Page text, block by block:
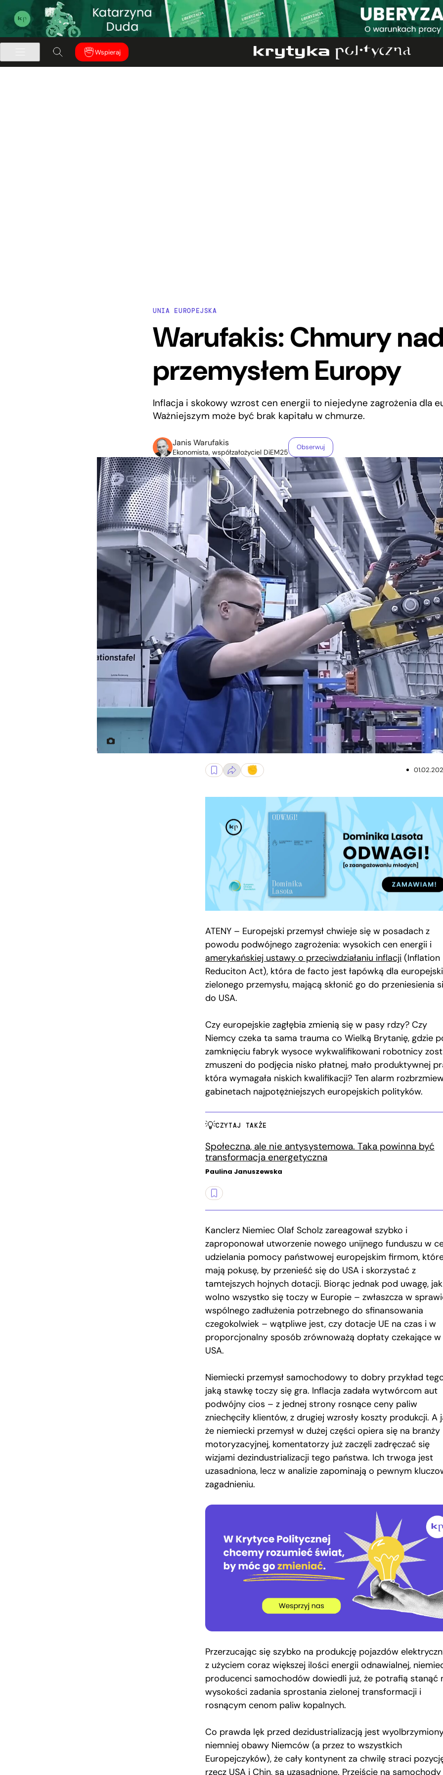
Wspieraj
UNIA EUROPEJSKA
Warufakis: Chmury
przemysłem Europy
Inflacja i skokowy wzrost cen energii to niejedyne zagrożenia dla
Ważniejszym może być brak kapitału w chmurze.
Janis Warufakis
Ekonomista, współzałożyciel DiEM25
Obserwuj
Linia produkcyjna w niemieckiej fabryce samochodów. Fot. GommeBlog.it/Youtube.com
ATENY – Europejski przemysł chwieje się w posadach z
powodu podwójnego zagrożenia: wysokich cen energii i
amerykańskiej ustawy o przeciwdziałaniu inflacji (Inflation
Reduciton Act), która de facto jest łapówką dla
zielonego przemysłu, mającą skłonić go do przeniesienia
do USA.
Czy europejskie zagłębia zmienią się w pasy rdzy? Czy
Niemcy czeka ta sama trauma co Wielką Brytanię, gdzie
zamknięciu fabryk wysoce wykwalifikowani robotnicy
zmuszeni do podjęcia nisko płatnej, mało produktywnej
która wymagała niskich kwalifikacji? Ten alarm
gabinetach najpotężniejszych europejskich polityków.
CZYTAJ TAKŻE
Społeczna, ale nie antysystemowa. Taka powinna być
transformacja energetyczna
Paulina Januszewska
Kanclerz Niemiec Olaf Scholz zareagował szybko i
zaproponował utworzenie nowego unijnego funduszu w
udzielania pomocy państwowej europejskim firmom,
mają pokusę, by przenieść się do USA i skorzystać z
tamtejszych hojnych dotacji. Biorąc jednak pod uwagę, jak
wolno wszystko się toczy w Europie – zwłaszcza w
wspólnego zadłużenia potrzebnego do sfinansowania
czegokolwiek – wątpliwe jest, czy dotacje UE na czas i w
proporcjonalny sposób zrównoważą dopłaty czekające w
USA.
Niemiecki przemysł samochodowy to dobry przykład
jaką stawkę toczy się gra. Inflacja zadała wytwórcom aut
podwójny cios – z jednej strony rosnące ceny paliw
zniechęciły klientów, z drugiej wzrosły koszty produkcji. A
że niemiecki przemysł w dużej części opiera się na branży
motoryzacyjnej, komentatorzy już zaczęli zadręczać się
wizjami dezindustrializacji tego państwa. Ich trwoga jest
uzasadniona, lecz w analizie zapominają o pewnym
zagadnieniu.
Przerzucając się szybko na produkcję pojazdów
z użyciem coraz większej ilości energii odnawialnej,
producenci samochodów dowiedli już, że potrafią stanąć
wysokości zadania sprostania zielonej transformacji i
rosnącym cenom paliw kopalnych.
Co prawda lęk przed dezidustrializacją jest
niemniej obawy Niemców (a przez to wszystkich
Europejczyków), że cały kontynent za chwilę straci
rzecz USA i Chin, są uzasadnione. Przejście na samochody